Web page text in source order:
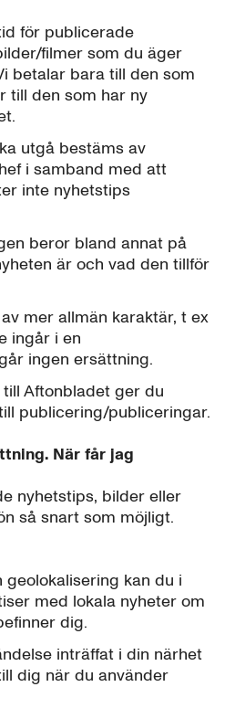
för publicerade
filmer som du äger
betalar bara till den som
till den som har ny
utgå bestäms av
i samband med att
inte nyhetstips
beror bland annat på
är och vad den tillför
mer allmän karaktär, t ex
ingår i en
ingen ersättning.
Aftonbladet ger du
publicering/publiceringar.
När får jag
nyhetstips, bilder eller
så snart som möjligt.
kan du i
med lokala nyheter om
dig.
inträffat i din närhet
dig när du använder